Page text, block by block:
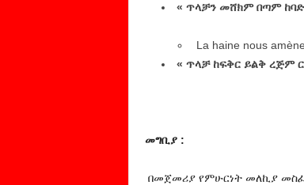
« ጥላቻን መሸክም በጣም
La haine nous
« ጥላቻ ከፍቅር ይልቅ ረጅም
መግቢያ :
በመጀመሪያ የምሁርነት መለኪያ